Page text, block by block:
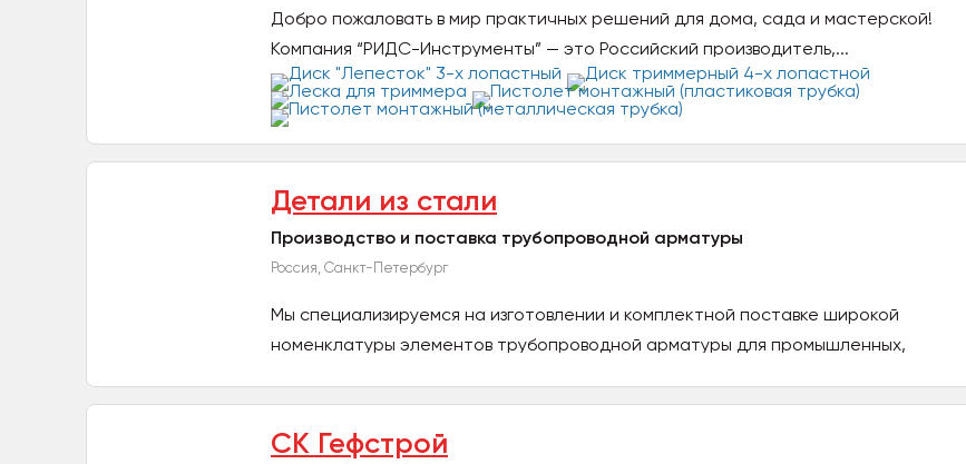
Добро пожаловать в мир практичных решений для дома, сада и мастерской!
Компания “РИДС-Инструменты” — это Российский производитель,...
Детали из стали
Производство и поставка трубопроводной арматуры
Россия, Санкт-Петербург
Мы специализируемся на изготовлении и комплектной поставке широкой
номенклатуры элементов трубопроводной арматуры для промышленных,
СК Гефстрой